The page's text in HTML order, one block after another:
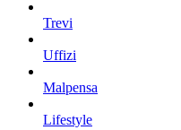
Trevi
Uffizi
Malpensa
Lifestyle